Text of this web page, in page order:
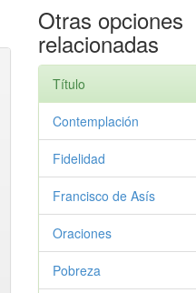
Otras opciones
relacionadas
Título
Contemplación
Fidelidad
Francisco de Asís
Oraciones
Pobreza